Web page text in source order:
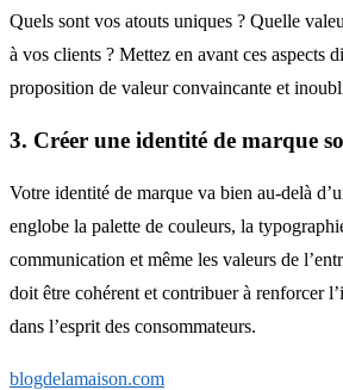
Quels sont vos atouts uniques ? Quelle
à vos clients ? Mettez en avant ces aspects
proposition de valeur convaincante et
3. Créer une identité de marque
Votre identité de marque va bien au-delà
englobe la palette de couleurs, la
communication et même les valeurs de
doit être cohérent et contribuer à renforcer
dans l’esprit des consommateurs.
blogdelamaison.com